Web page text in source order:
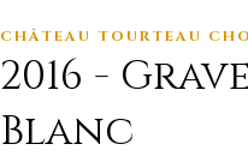
CHÂTEAU TOURTEAU
2016 -
Blanc